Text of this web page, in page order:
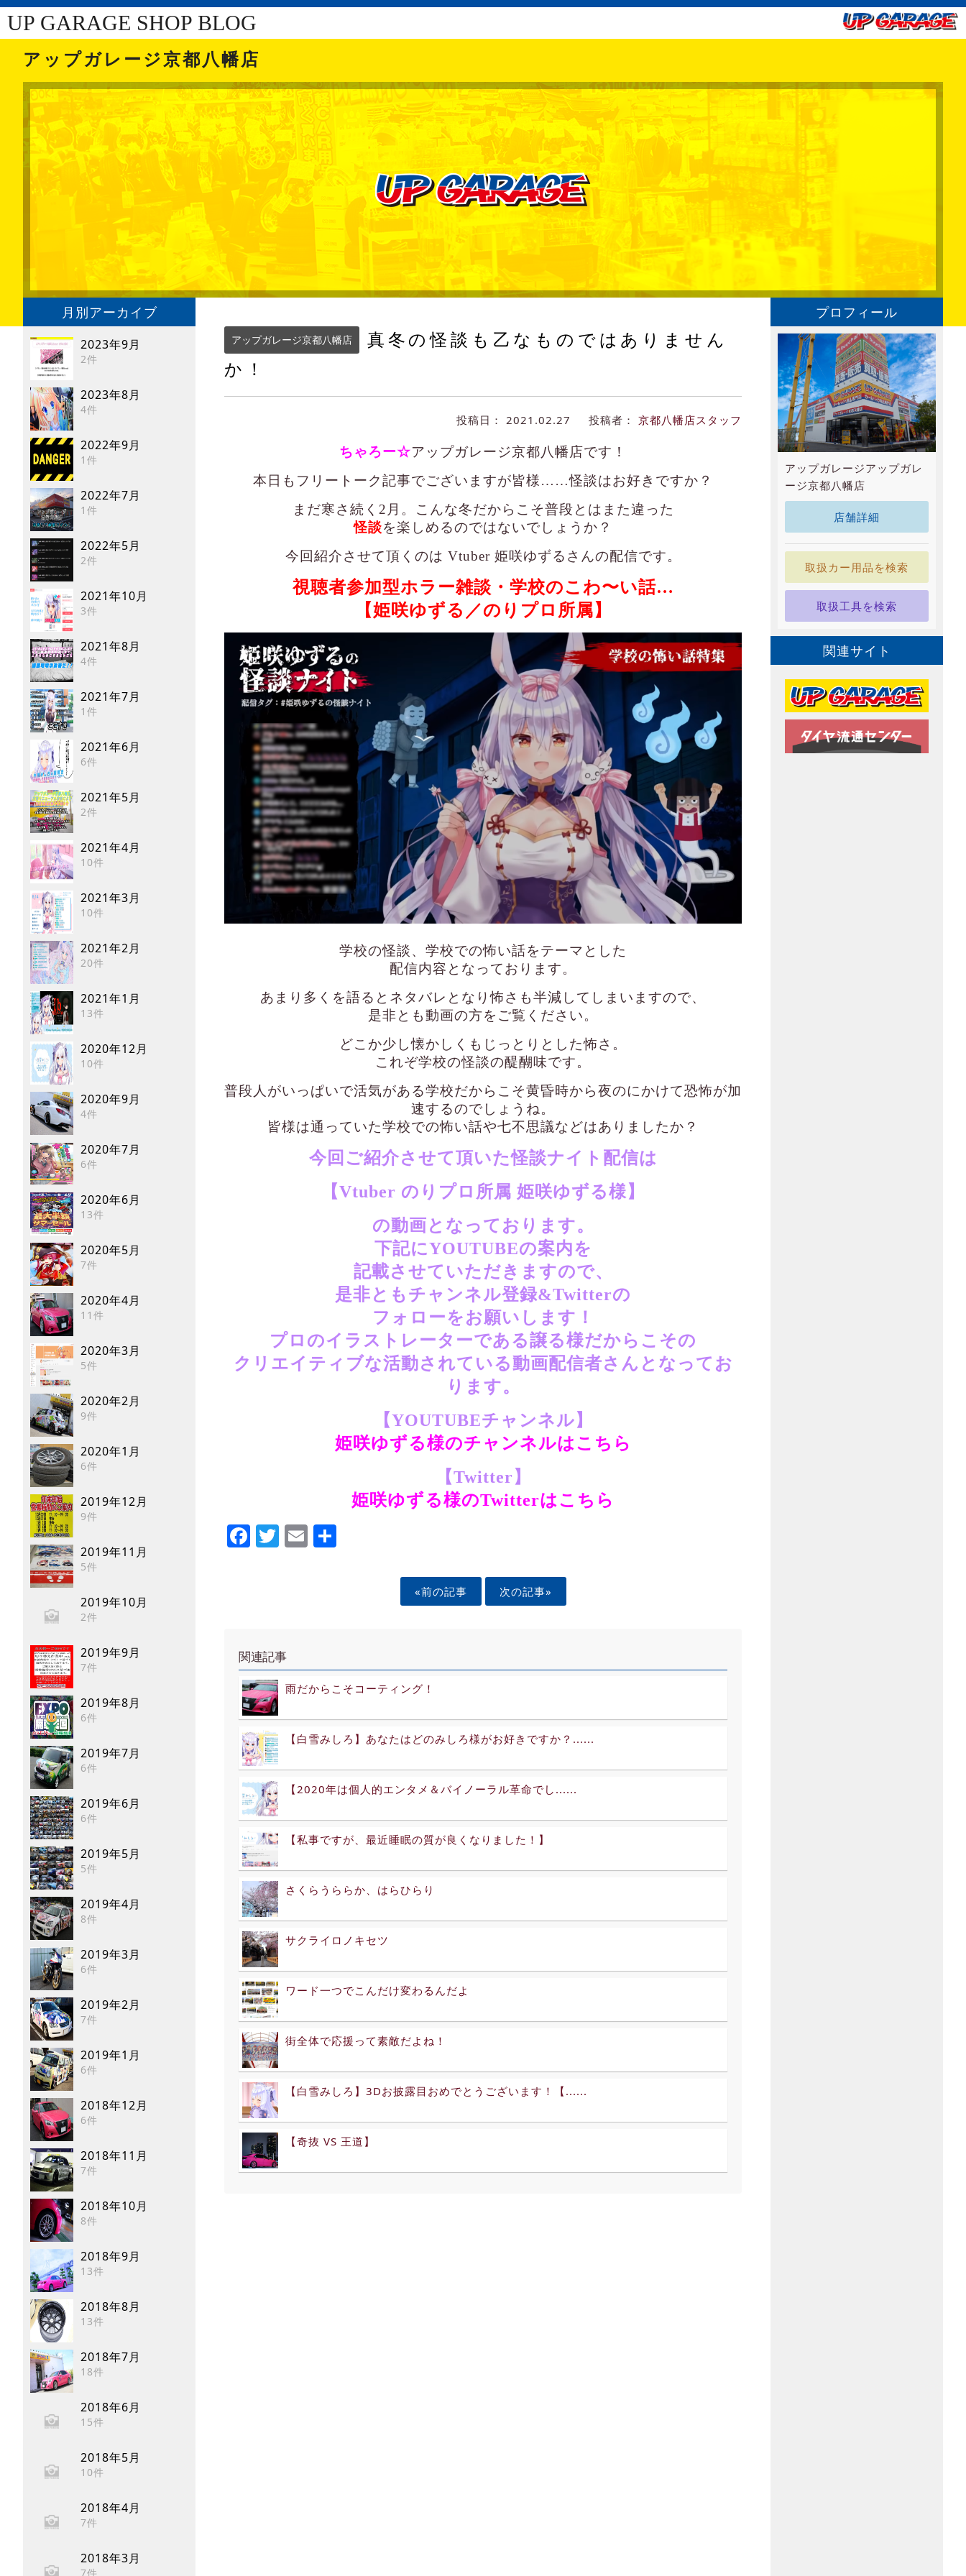
UP GARAGE SHOP BLOG
アップガレージ京都八幡店
月別アーカイブ
2023年9月
2件
2023年8月
4件
2022年9月
1件
2022年7月
1件
2022年5月
2件
2021年10月
3件
2021年8月
4件
2021年7月
1件
2021年6月
6件
2021年5月
2件
2021年4月
10件
2021年3月
10件
2021年2月
20件
2021年1月
13件
2020年12月
10件
2020年9月
4件
2020年7月
6件
2020年6月
13件
2020年5月
7件
2020年4月
11件
2020年3月
5件
2020年2月
9件
2020年1月
6件
2019年12月
9件
2019年11月
5件
2019年10月
2件
2019年9月
7件
2019年8月
6件
2019年7月
6件
2019年6月
6件
2019年5月
5件
2019年4月
8件
2019年3月
6件
2019年2月
7件
2019年1月
6件
2018年12月
6件
2018年11月
7件
2018年10月
8件
2018年9月
13件
2018年8月
13件
2018年7月
18件
2018年6月
15件
2018年5月
10件
2018年4月
7件
2018年3月
7件
アップガレージ京都八幡店
真冬の怪談も乙なものではありません
か！
投稿日： 2021.02.27 投稿者： 京都八幡店スタッフ
ちゃろー☆アップガレージ京都八幡店です！
本日もフリートーク記事でございますが皆様……怪談はお好きですか？
まだ寒さ続く2月。こんな冬だからこそ普段とはまた違った
怪談を楽しめるのではないでしょうか？
今回紹介させて頂くのは Vtuber 姫咲ゆずるさんの配信です。
視聴者参加型ホラー雑談・学校のこわ〜い話…
【姫咲ゆずる／のりプロ所属】
学校の怪談、学校での怖い話をテーマとした
配信内容となっております。
あまり多くを語るとネタバレとなり怖さも半減してしまいますので、
是非とも動画の方をご覧ください。
どこか少し懐かしくもじっとりとした怖さ。
これぞ学校の怪談の醍醐味です。
普段人がいっぱいで活気がある学校だからこそ黄昏時から夜のにかけて恐怖が加
速するのでしょうね。
皆様は通っていた学校での怖い話や七不思議などはありましたか？
今回ご紹介させて頂いた怪談ナイト配信は
【Vtuber のりプロ所属 姫咲ゆずる様】
の動画となっております。
下記にYOUTUBEの案内を
記載させていただきますので、
是非ともチャンネル登録&Twitterの
フォローをお願いします！
プロのイラストレーターである譲る様だからこその
クリエイティブな活動されている動画配信者さんとなってお
ります。
【YOUTUBEチャンネル】
姫咲ゆずる様のチャンネルはこちら
【Twitter】
姫咲ゆずる様のTwitterはこちら
Facebook
Twitter
Email
«前の記事 次の記事»
関連記事
雨だからこそコーティング！
【白雪みしろ】あなたはどのみしろ様がお好きですか？......
【2020年は個人的エンタメ＆バイノーラル革命でし......
【私事ですが、最近睡眠の質が良くなりました！】
さくらうららか、はらひらり
サクライロノキセツ
ワード一つでこんだけ変わるんだよ
街全体で応援って素敵だよね！
【白雪みしろ】3Dお披露目おめでとうございます！【......
【奇抜 VS 王道】
プロフィール
アップガレージアップガレ
ージ京都八幡店
店舗詳細
取扱カー用品を検索
取扱工具を検索
関連サイト